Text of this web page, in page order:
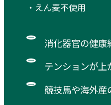
・えん麦不使用
消化器官の健康
テンションが上
競技馬や海外産